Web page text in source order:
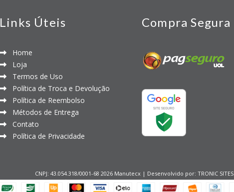
Links Úteis
Home
Loja
Termos de Uso
Política de Troca e Devolução
Política de Reembolso
Métodos de Entrega
Contato
Política de Privacidade
Compra Segura
CNPJ: 43.054.318/0001-68 2026 Manutecx | Desenvolvido por: TRONIC SITES